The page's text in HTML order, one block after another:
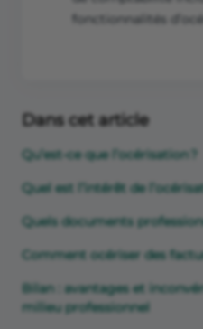
fonctionnalités
Dans cet article
Qu’est-ce que l’océrisation ?
Quel est l’intérêt de
Quels documents
Comment océriser des
Bilan : avantages et
milieu professionnel